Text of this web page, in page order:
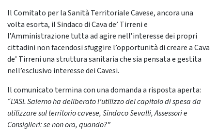
Il Comitato per la Sanità Territoriale Cavese, ancora una
volta esorta, il Sindaco di Cava de’ Tirreni e
l’Amministrazione tutta ad agire nell’interesse dei propri
cittadini non facendosi sfuggire l’opportunità di creare a Cava
de’ Tirreni una struttura sanitaria che sia pensata e gestita
nell’esclusivo interesse dei Cavesi.
Il comunicato termina con una domanda a risposta aperta:
“L’ASL Salerno ha deliberato l’utilizzo del capitolo di spesa da
utilizzare sul territorio cavese, Sindaco Sevalli, Assessori e
Consiglieri: se non ora, quando?”